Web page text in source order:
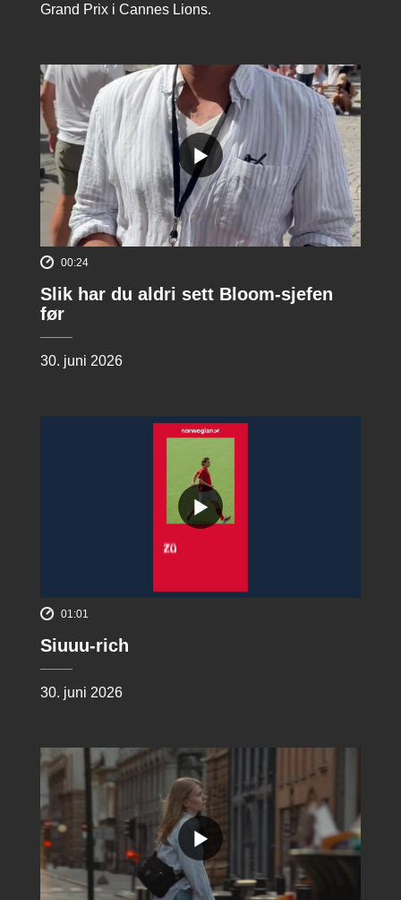
Grand Prix i Cannes Lions.
00:24
Slik har du aldri sett Bloom-sjefen
før
30. juni 2026
01:01
Siuuu-rich
30. juni 2026